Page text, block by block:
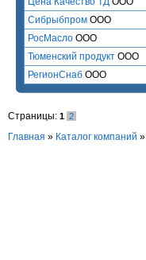
Сибрыбпром ООО
РосМасло ООО
Тюменский продукт ООО
РегионСнаб ООО
Страницы: 1 2
Главная » Каталог компаний »